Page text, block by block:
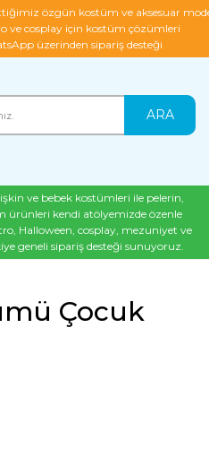
özgün kostüm ve aksesuar
ve cosplay için kostüm çözümleri
üzerinden sipariş desteği
ARA
ve bebek kostümleri ile pelerin,
ürünleri kendi atölyemizde özenle
Halloween, cosplay, mezuniyet ve
geneli sipariş desteği sunuyoruz.
Çocuk